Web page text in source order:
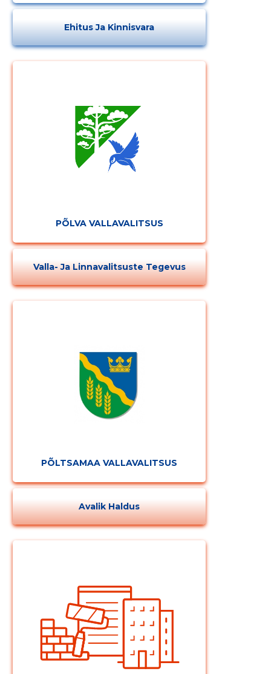
Ehitus Ja Kinnisvara
PÕLVA VALLAVALITSUS
Valla- Ja Linnavalitsuste Tegevus
PÕLTSAMAA VALLAVALITSUS
Avalik Haldus